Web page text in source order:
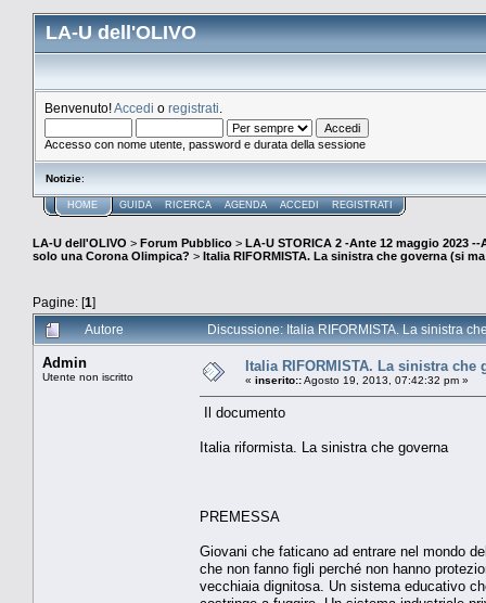
LA-U dell'OLIVO
Benvenuto!Accedi o registrati
Accesso con nome utente, password e durata della sessione
Notizie:
HOME GUIDA RICERCA AGENDA ACCEDI REGISTRATI
LA-U dell'OLIVO > Forum Pubblico > LA-U STORICA 2 -Ante 12 maggio 2023 --
solo una Corona Olimpica? > Italia RIFORMISTA. La sinistra che governa (si
Pagine: [1]
Autore
Discussione: Italia RIFORMISTA. La sinistra
Admin
Utente non iscritto
Italia RIFORMISTA. La sinistra che
« inserito::Agosto 19, 2013, 07:42:32 pm »
Il documento
Italia riformista. La sinistra che governa
PREMESSA
Giovani che faticano ad entrare nel mondo
che non fanno figli perché non hanno
vecchiaia dignitosa. Un sistema educativo